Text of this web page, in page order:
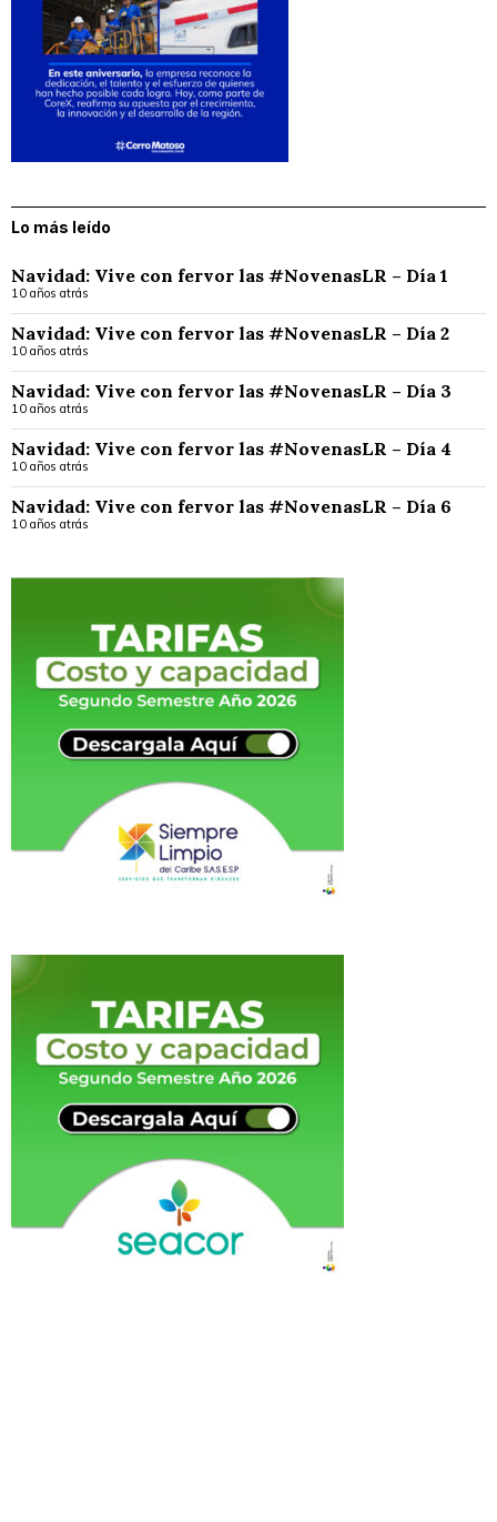
Lo más leído
Navidad: Vive con fervor las #NovenasLR – Día 1
10 años atrás
Navidad: Vive con fervor las #NovenasLR – Día 2
10 años atrás
Navidad: Vive con fervor las #NovenasLR – Día 3
10 años atrás
Navidad: Vive con fervor las #NovenasLR – Día 4
10 años atrás
Navidad: Vive con fervor las #NovenasLR – Día 6
10 años atrás